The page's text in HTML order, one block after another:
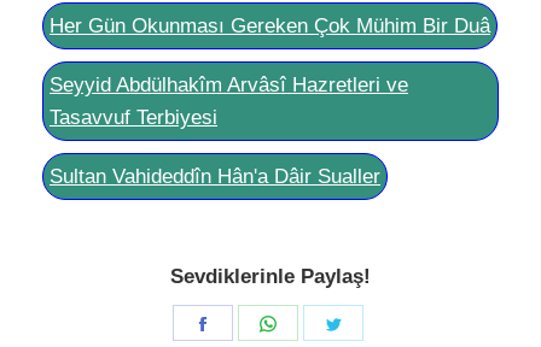
Her Gün Okunması Gereken Çok Mühim Bir Duâ
Seyyid Abdülhakîm Arvâsî Hazretleri ve
Tasavvuf Terbiyesi
Sultan Vahideddîn Hân'a Dâir Sualler
Sevdiklerinle Paylaş!
Share
Share